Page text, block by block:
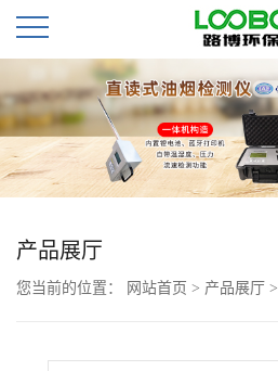
公
司
首
页
公
产品展厅
您当前的位置： 网站首页 > 产品展厅 >